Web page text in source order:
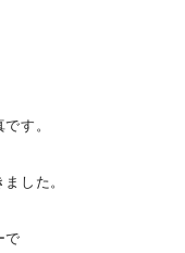
す。
した。
で